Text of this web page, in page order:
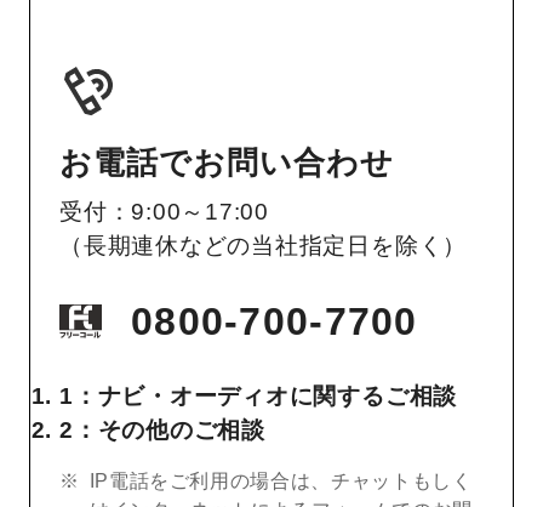
お電話でお問い合わせ
受付：9:00～17:00
（長期連休などの当社指定日を除く）
0800-700-7700
1：ナビ・オーディオに関するご相談
2：その他のご相談
IP電話をご利用の場合は、チャットもしく